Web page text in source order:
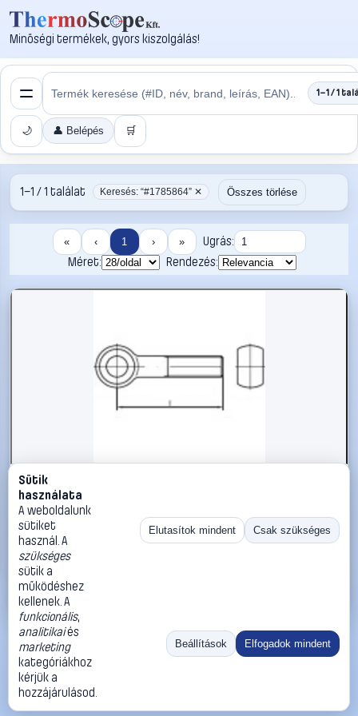
Minőségi termékek, gyors kiszolgálás!
1–1 / 1
🌙 👤 Belépés 🛒
1–1 / 1 találat Keresés: “#1785864” ✕ Összes törlése
« ‹ 1 › »
Ugrás:
Méret:
Rendezés:
#1785864
TOOLCRAFT TO-5357592 szemescsavar M5 40 mm DIN
444 rozsdamentes acél A2 10 db
TOOLCRAFT Metrikus csavarok
7 290 Ft
Kosárba
«
Ugrás:
Méret:
Rendezés:
©2026
ThermoScope
ÁSZF
Cégbemutató
Sütik
használata
A weboldalunk
sütiket
használ. A
szükséges
sütik a
működéshez
kellenek. A
funkcionális,
analitikaiés
marketing
kategóriákhoz
kérjük a
hozzájárulásod.
Elutasítok mindent Csak szükséges
Beállítások Elfogadok mindent